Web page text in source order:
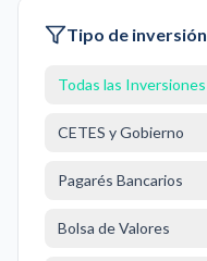
Tipo de inversión
Todas las Inversiones
CETES y Gobierno
Pagarés Bancarios
Bolsa de Valores